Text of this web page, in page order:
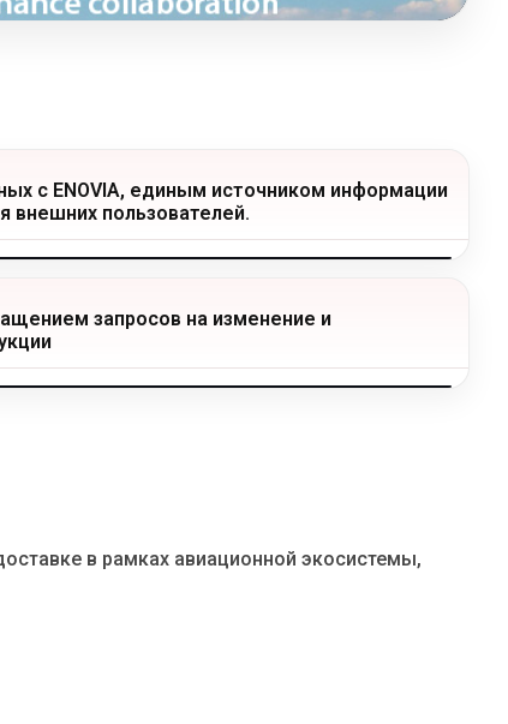
с ENOVIA, единым источником информации
внешних пользователей.
запросов на изменение и
в рамках авиационной экосистемы,